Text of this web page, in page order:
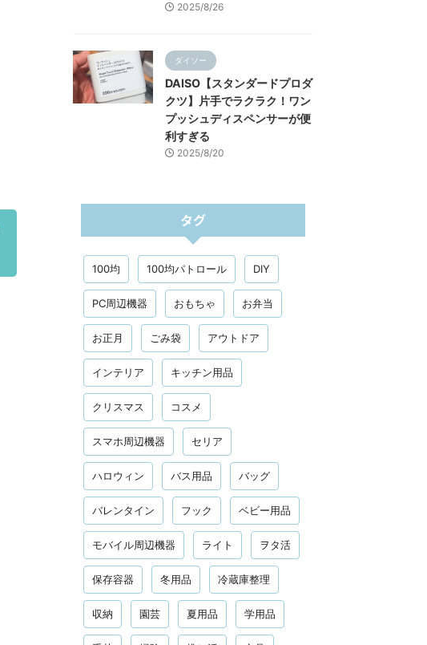
2025/8/26
ダイソー
DAISO【スタンダードプロダ
クツ】片手でラクラク！ワン
プッシュディスペンサーが便
利すぎる
2025/8/20
タグ
100均 100均パトロール DIY
PC周辺機器 おもちゃ お弁当
お正月 ごみ袋 アウトドア
インテリア キッチン用品
クリスマス コスメ
スマホ周辺機器 セリア
ハロウィン バス用品 バッグ
バレンタイン フック ベビー用品
モバイル周辺機器 ライト ヲタ活
保存容器 冬用品 冷蔵庫整理
収納 園芸 夏用品 学用品